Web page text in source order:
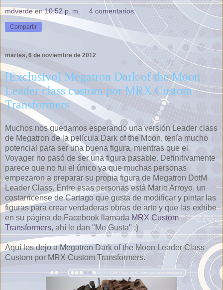
mdverde en10:52 p. m. 4 comentarios:
Compartir
martes, 6 de noviembre de 2012
[Exclusivo] Megatron Dark of the Moon
Leader class custom por MRX Custom
Transformers
Muchos nos quedamos esperando una versión Leader class
de Megatron de la película Dark of the Moon, tenía mucho
potencial para ser una buena figura, mientras que el
Voyager no pasó de ser una figura pasable. Definitivamente
parece que no fui el único ya que muchas personas
empezaron a preparar su propia figura de Megatron DotM
Leader Class. Entre esas personas está Mario Arroyo, un
costarricense de Cartago que gusta de modificar y pintar las
figuras para crear verdaderas obras de arte y que las exhibe
en su página de Facebook llamada MRX Custom
Transformers, ahí le dan "Me Gusta" :)
Aquí les dejo a Megatron Dark of the Moon Leader Class
Custom por MRX Custom Transformers.